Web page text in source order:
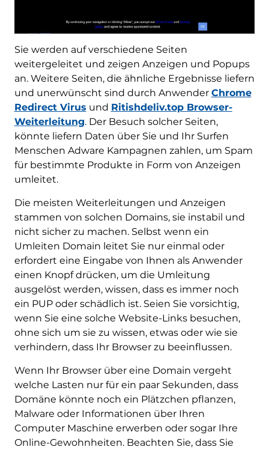
Sie werden auf verschiedene Seiten
weitergeleitet und zeigen Anzeigen und Popups
an. Weitere Seiten, die ähnliche Ergebnisse liefern
und unerwünscht sind durch Anwender Chrome
Redirect Virus und Ritishdeliv.top Browser-
Weiterleitung. Der Besuch solcher Seiten,
könnte liefern Daten über Sie und Ihr Surfen
Menschen Adware Kampagnen zahlen, um Spam
für bestimmte Produkte in Form von Anzeigen
umleitet.
Die meisten Weiterleitungen und Anzeigen
stammen von solchen Domains, sie instabil und
nicht sicher zu machen. Selbst wenn ein
Umleiten Domain leitet Sie nur einmal oder
erfordert eine Eingabe von Ihnen als Anwender
einen Knopf drücken, um die Umleitung
ausgelöst werden, wissen, dass es immer noch
ein PUP oder schädlich ist. Seien Sie vorsichtig,
wenn Sie eine solche Website-Links besuchen,
ohne sich um sie zu wissen, etwas oder wie sie
verhindern, dass Ihr Browser zu beeinflussen.
Wenn Ihr Browser über eine Domain vergeht
welche Lasten nur für ein paar Sekunden, dass
Domäne könnte noch ein Plätzchen pflanzen,
Malware oder Informationen über Ihren
Computer Maschine erwerben oder sogar Ihre
Online-Gewohnheiten. Beachten Sie, dass Sie